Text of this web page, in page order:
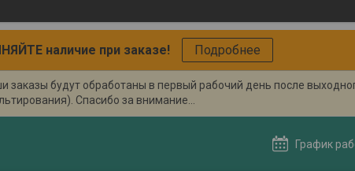
наличие при заказе! Подробнее
будут обработаны в первый рабочий день после
Спасибо за внимание...
График